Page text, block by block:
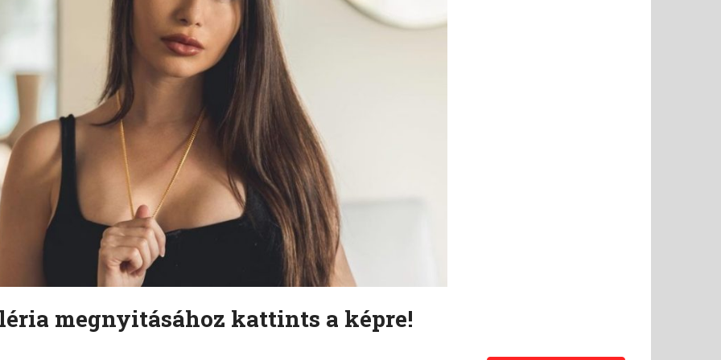
megnyitásához kattints a képre!